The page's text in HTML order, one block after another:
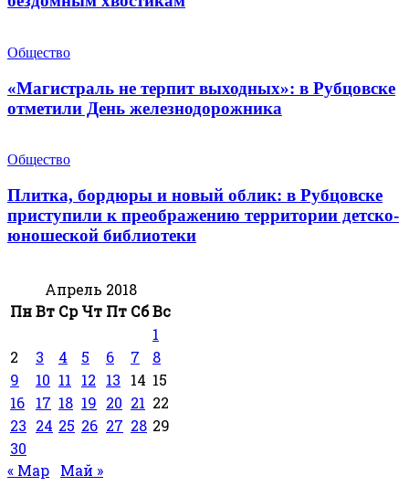
Общество
«Магистраль не терпит выходных»: в Рубцовске
отметили День железнодорожника
Общество
Плитка, бордюры и новый облик: в Рубцовске
приступили к преображению территории детско-
юношеской библиотеки
Апрель 2018
ПнВт Ср Чт Пт СбВс
1
2
3 4 5 6 7
8
9
10 11 12 13 14 15
16
17 18 19 20 21 22
23 24 25 26 27 28 29
30
« Мар
Май »